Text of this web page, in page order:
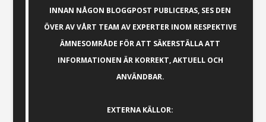
INNAN NÅGON BLOGGPOST PUBLICERAS, SES DEN
ÖVER AV VÅRT TEAM AV EXPERTER INOM RESPEKTIVE
ÄMNESOMRÅDE FÖR ATT SÄKERSTÄLLA ATT
INFORMATIONEN ÄR KORREKT, AKTUELL OCH
ANVÄNDBAR.
EXTERNA KÄLLOR: